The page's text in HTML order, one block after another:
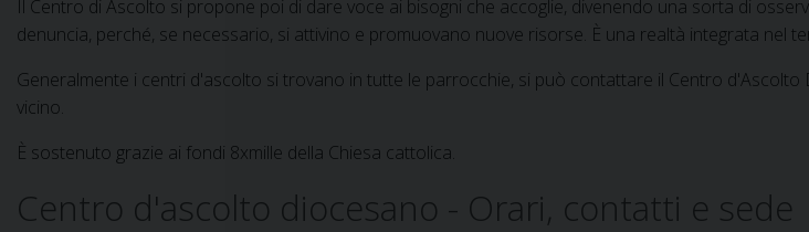
Il Centro di Ascolto si propone poi di dare voce ai bisogni che accoglie, divenendo una sorta di
denuncia, perché, se necessario, si attivino e promuovano nuove risorse. È una realtà integrata
Generalmente i centri d'ascolto si trovano in tutte le parrocchie, si può contattare il Centro
vicino.
È sostenuto grazie ai fondi 8xmille della Chiesa cattolica.
Centro d'ascolto diocesano - Orari, contatti e sede